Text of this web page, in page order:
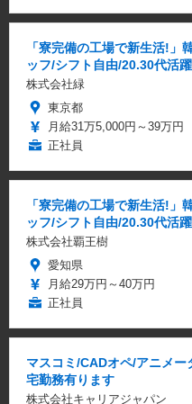
「寮完備の工場で新生活!」
ッフ/シフト自由/20.30代活
株式会社緑
東京都
月給31万5,000円～39万円
正社員
「寮完備の工場で新生活!」
ッフ/シフト自由/20.30代活
株式会社覇王樹
愛知県
月給29万円～40万円
正社員
マスコミ/CADオペ/アニメ
宅勤務有ります
株式会社キャリアジャパン